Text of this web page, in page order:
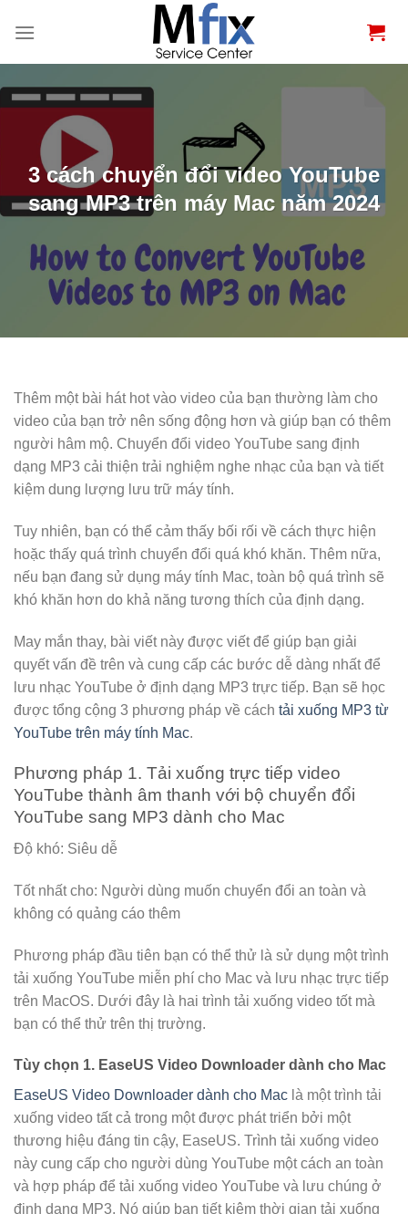
qua
3 cách chuyển đổi video YouTube
sang MP3 trên máy Mac năm 2024
Thêm một bài hát hot vào video của bạn thường làm cho
video của bạn trở nên sống động hơn và giúp bạn có thêm
người hâm mộ. Chuyển đổi video YouTube sang định
dạng MP3 cải thiện trải nghiệm nghe nhạc của bạn và tiết
kiệm dung lượng lưu trữ máy tính.
Tuy nhiên, bạn có thể cảm thấy bối rối về cách thực hiện
hoặc thấy quá trình chuyển đổi quá khó khăn. Thêm nữa,
nếu bạn đang sử dụng máy tính Mac, toàn bộ quá trình sẽ
khó khăn hơn do khả năng tương thích của định dạng.
May mắn thay, bài viết này được viết để giúp bạn giải
quyết vấn đề trên và cung cấp các bước dễ dàng nhất để
lưu nhạc YouTube ở định dạng MP3 trực tiếp. Bạn sẽ học
được tổng cộng 3 phương pháp về cách tải xuống MP3 từ
YouTube trên máy tính Mac.
Phương pháp 1. Tải xuống trực tiếp video
YouTube thành âm thanh với bộ chuyển đổi
YouTube sang MP3 dành cho Mac
Độ khó: Siêu dễ
Tốt nhất cho: Người dùng muốn chuyển đổi an toàn và
không có quảng cáo thêm
Phương pháp đầu tiên bạn có thể thử là sử dụng một trình
tải xuống YouTube miễn phí cho Mac và lưu nhạc trực tiếp
trên MacOS. Dưới đây là hai trình tải xuống video tốt mà
bạn có thể thử trên thị trường.
Tùy chọn 1. EaseUS Video Downloader dành cho Mac
EaseUS Video Downloader dành cho Mac là một trình tải
xuống video tất cả trong một được phát triển bởi một
thương hiệu đáng tin cậy, EaseUS. Trình tải xuống video
này cung cấp cho người dùng YouTube một cách an toàn
và hợp pháp để tải xuống video YouTube và lưu chúng ở
định dạng MP3. Nó giúp bạn tiết kiệm thời gian tải xuống